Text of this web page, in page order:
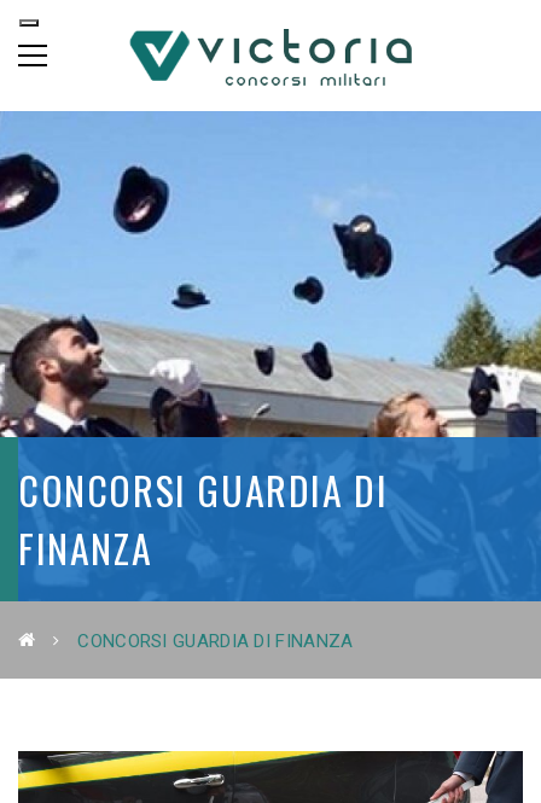
CONCORSI GUARDIA DI
FINANZA
CONCORSI GUARDIA DI FINANZA